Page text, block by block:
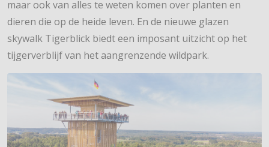
maar ook van alles te weten komen over planten en
dieren die op de heide leven. En de nieuwe glazen
skywalk Tigerblick biedt een imposant uitzicht op het
tijgerverblijf van het aangrenzende wildpark.